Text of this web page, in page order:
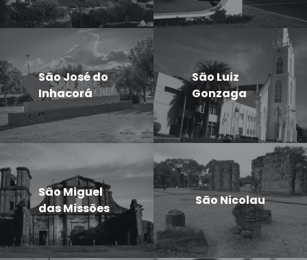
São José do
Inhacorá
São Luiz
Gonzaga
São Miguel
das Missões
São Nicolau